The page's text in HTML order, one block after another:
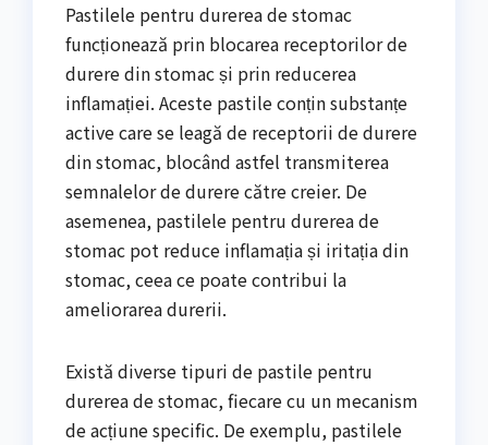
Pastilele pentru durerea de stomac
funcționează prin blocarea receptorilor de
durere din stomac și prin reducerea
inflamației. Aceste pastile conțin substanțe
active care se leagă de receptorii de durere
din stomac, blocând astfel transmiterea
semnalelor de durere către creier. De
asemenea, pastilele pentru durerea de
stomac pot reduce inflamația și iritația din
stomac, ceea ce poate contribui la
ameliorarea durerii.
Există diverse tipuri de pastile pentru
durerea de stomac, fiecare cu un mecanism
de acțiune specific. De exemplu, pastilele